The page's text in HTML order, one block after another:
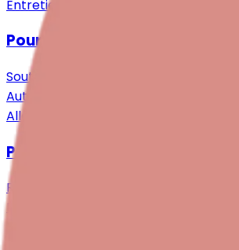
Entretiens
Pour les personnes concernées
Soutien spécialisé
Auto-assistance & Communauté
Allègement & Soutien
Pour les professionnel·le·s
Recherche
Formations continues